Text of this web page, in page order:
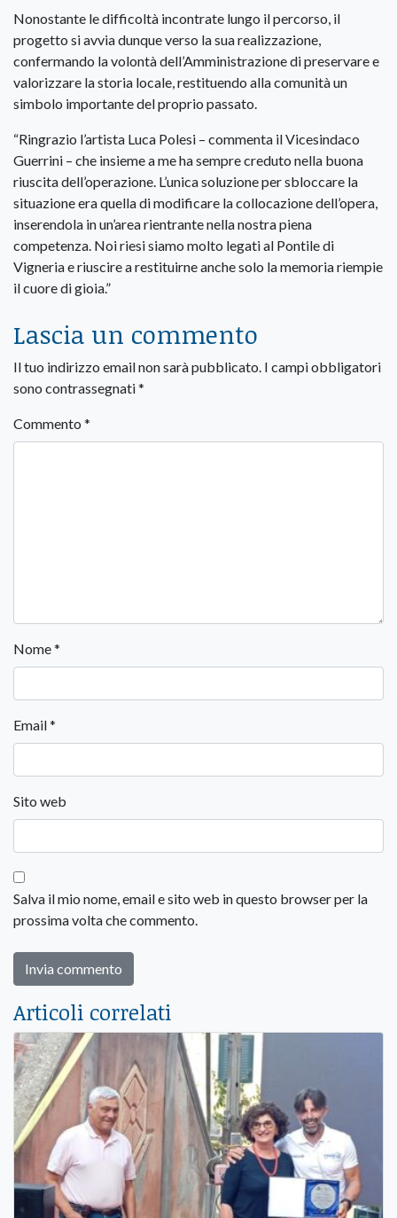
Nonostante le difficoltà incontrate lungo il percorso, il
progetto si avvia dunque verso la sua realizzazione,
confermando la volontà dell’Amministrazione di preservare e
valorizzare la storia locale, restituendo alla comunità un
simbolo importante del proprio passato.
“Ringrazio l’artista Luca Polesi – commenta il Vicesindaco
Guerrini – che insieme a me ha sempre creduto nella buona
riuscita dell’operazione. L’unica soluzione per sbloccare la
situazione era quella di modificare la collocazione dell’opera,
inserendola in un’area rientrante nella nostra piena
competenza. Noi riesi siamo molto legati al Pontile di
Vigneria e riuscire a restituirne anche solo la memoria riempie
il cuore di gioia.”
Lascia un commento
Il tuo indirizzo email non sarà pubblicato. I campi obbligatori
sono contrassegnati*
Commento *
Nome*
Email*
Sito web
Salva il mio nome, email e sito web in questo browser per la
prossima volta che commento.
Articoli correlati